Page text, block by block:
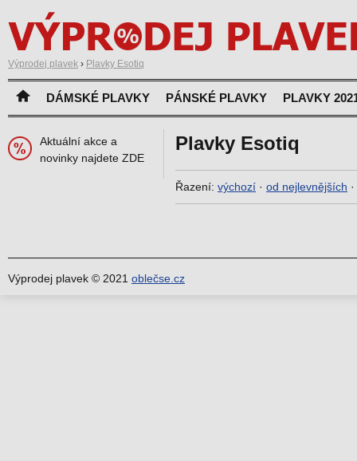
Výprodej plavek › Plavky Esotiq
DÁMSKÉ PLAVKY PÁNSKÉ PLAVKY PLAVKY
Plavky Esotiq
Řazení: výchozí · od nejlevnějších ·
Aktuální akce a
novinky najdete ZDE
Výprodej plavek © 2021 oblečse.cz